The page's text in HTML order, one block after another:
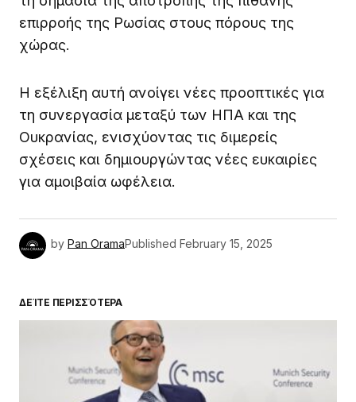
επιρροής της Ρωσίας στους πόρους της
χώρας.
Η εξέλιξη αυτή ανοίγει νέες προοπτικές για
τη συνεργασία μεταξύ των ΗΠΑ και της
Ουκρανίας, ενισχύοντας τις διμερείς
σχέσεις και δημιουργώντας νέες ευκαιρίες
για αμοιβαία ωφέλεια.
by Pan OramaPublished February 15, 2025
ΔΕΊΤΕ ΠΕΡΙΣΣΌΤΕΡΑ